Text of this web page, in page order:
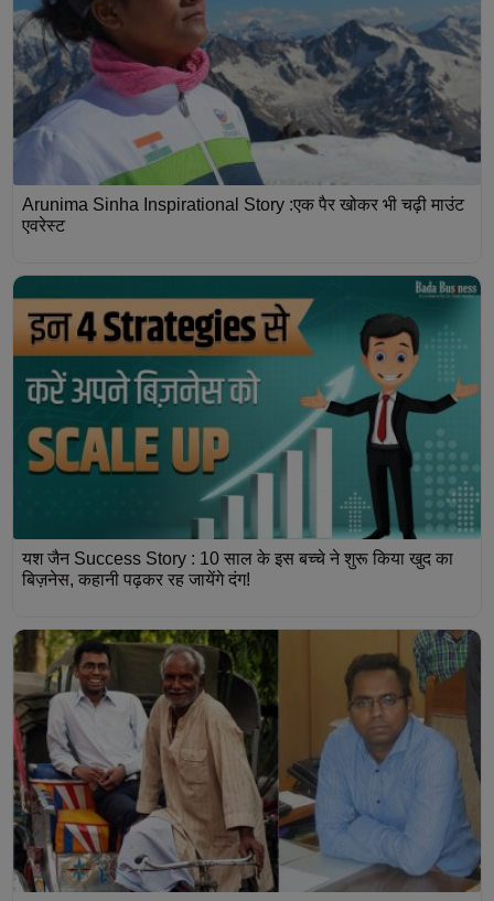
Arunima Sinha Inspirational Story :एक पैर खोकर भी चढ़ी माउंट
एवरेस्ट
यश जैन Success Story : 10 साल के इस बच्चे ने शुरू किया खुद का
बिज़नेस, कहानी पढ़कर रह जायेंगे दंग!